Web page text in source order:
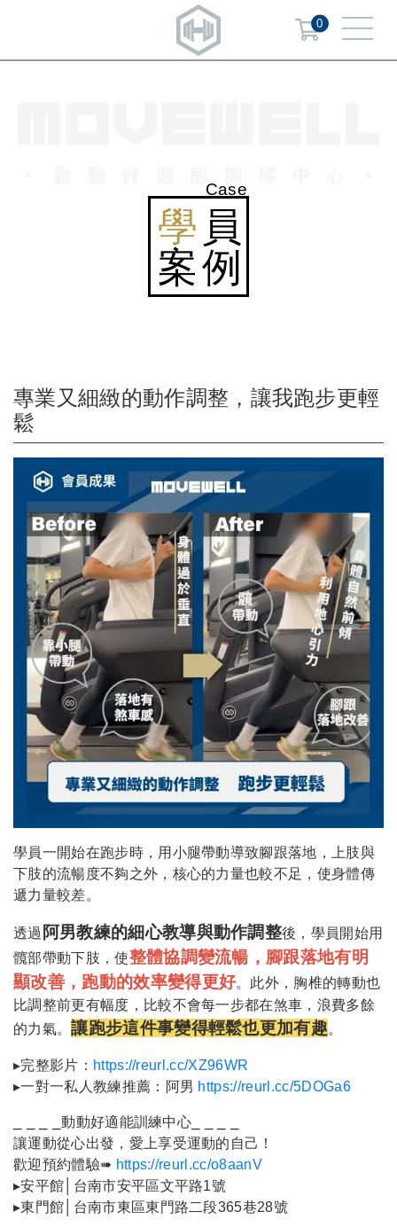
0
Case
學 員
案例
專業又細緻的動作調整，讓我跑步更輕
鬆
學員一開始在跑步時，用小腿帶動導致腳跟落地，上肢與
下肢的流暢度不夠之外，核心的力量也較不足，使身體傳
遞力量較差。
透過 阿男教練的細心教導與動作調整後，學員開始用
髖部帶動下肢，使整體協調變流暢，腳跟落地有明
顯改善，跑動的效率變得更好。此外，胸椎的轉動也
比調整前更有幅度，比較不會每一步都在煞車，浪費多餘
的力氣。讓跑步這件事變得輕鬆也更加有趣。
▸完整影片： https://reurl.cc/XZ96WR
▸一對一私人教練推薦：阿男 https://reurl.cc/5DOGa6
⎯ ⎯ ⎯ ⎯動動好適能訓練中心⎯ ⎯ ⎯ ⎯
讓運動從心出發，愛上享受運動的自己！
歡迎預約體驗➠ https://reurl.cc/o8aanV
▸安平館│台南市安平區文平路1號
▸東門館│台南市東區東門路二段365巷28號